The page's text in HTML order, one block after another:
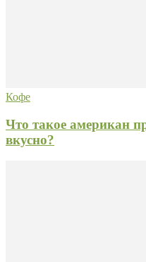
Кофе
Что такое американ
вкусно?